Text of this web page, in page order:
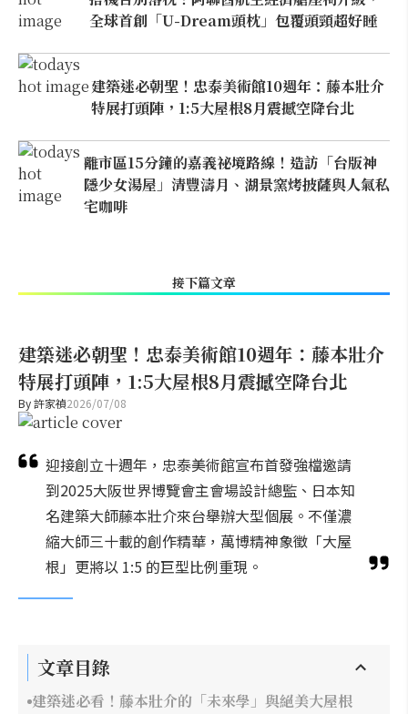
全球首創「U-Dream頭枕」包覆頭頸超好睡
建築迷必朝聖！忠泰美術館10週年：藤本壯介
特展打頭陣，1:5大屋根8月震撼空降台北
離市區15分鐘的嘉義祕境路線！造訪「台版神
隱少女湯屋」清豐濤月、湖景窯烤披薩與人氣私
宅咖啡
接下篇文章
建築迷必朝聖！忠泰美術館10週年：藤本壯介
特展打頭陣，1:5大屋根8月震撼空降台北
By許家禎2026/07/08
迎接創立十週年，忠泰美術館宣布首發強檔邀請
到2025大阪世界博覽會主會場設計總監、日本知
名建築大師藤本壯介來台舉辦大型個展。不僅濃
縮大師三十載的創作精華，萬博精神象徵「大屋
根」更將以 1:5 的巨型比例重現。
文章目錄
建築迷必看！藤本壯介的「未來學」與絕美大屋根